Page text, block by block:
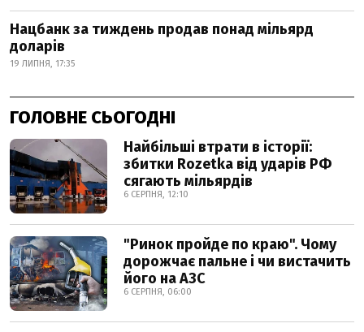
Нацбанк за тиждень продав понад мільярд
доларів
19 ЛИПНЯ, 17:35
ГОЛОВНЕ СЬОГОДНІ
Найбільші втрати в історії:
збитки Rozetka від ударів РФ
сягають мільярдів
6 СЕРПНЯ, 12:10
"Ринок пройде по краю". Чому
дорожчає пальне і чи вистачить
його на АЗС
6 СЕРПНЯ, 06:00